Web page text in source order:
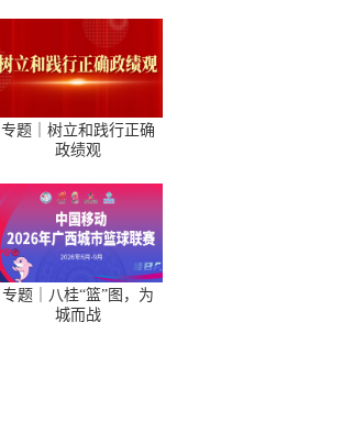
专题｜树立和践行正确
政绩观
专题｜八桂“篮”图，为
城而战